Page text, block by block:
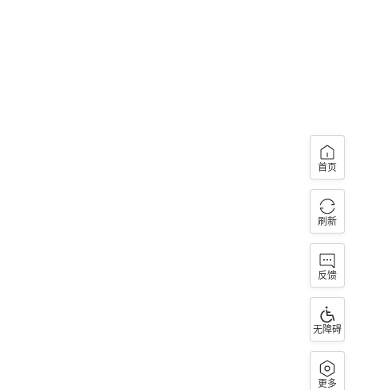
首页
刷新
反馈
无障碍
更多